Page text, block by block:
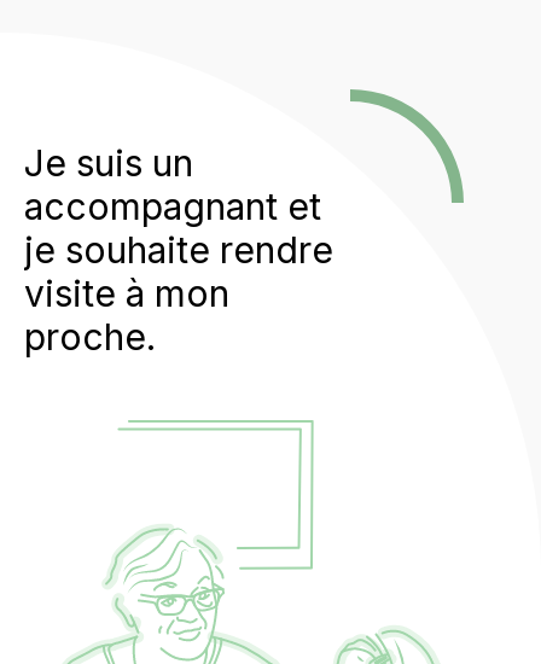
Je suis un
accompagnant et
je souhaite rendre
visite à mon
proche.